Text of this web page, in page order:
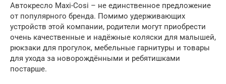
Автокресло Maxi-Cosi – не единственное предложение
от популярного бренда. Помимо удерживающих
устройств этой компании, родители могут приобрести
очень качественные и надёжные коляски для малышей,
рюкзаки для прогулок, мебельные гарнитуры и товары
для ухода за новорождёнными и ребятишками
постарше.